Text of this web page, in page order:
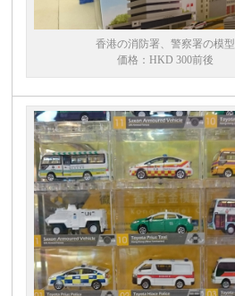
香港の消防署、警察署の模型
価格：HKD 300前後